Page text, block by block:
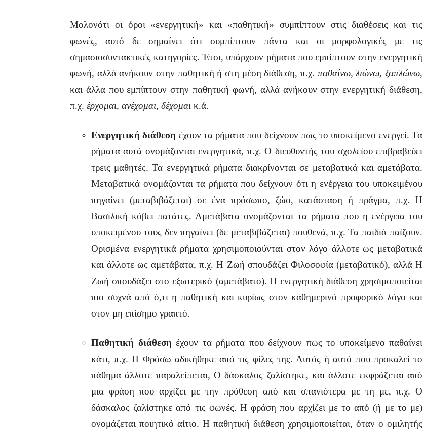
Μολονότι οι όροι «ενεργητική» και «παθητική» συμπίπτουν στις διαθέσεις και τις
φωνές, αυτό δε σημαίνει ότι συμπίπτουν πάντα και οι μορφολογικές με τις
σημασιοσυντακτικές κατηγορίες. Έτσι, υπάρχουν ρήματα που εμπίπτουν στην ενεργητική
φωνή, αλλά ανήκουν στην παθητική ή στη μέση διάθεση, π.χ. παθαίνω, λιώνω, ξαπλώνω,
και άλλα που εμπίπτουν στην παθητική φωνή, αλλά ανήκουν στην ενεργητική διάθεση,
π.χ. έρχομαι, ανέχομαι, δέχομαι κ.ά.
Ενεργητική διάθεση έχουν τα ρήματα που δείχνουν πως το υποκείμενο ενεργεί. Τα
ρήματα αυτά ονομάζονται ενεργητικά, π.χ. Ο διευθυντής του σχολείου επιβραβεύει
τρεις μαθητές. Τα ενεργητικά ρήματα διακρίνονται σε μεταβατικά και αμετάβατα.
Μεταβατικά ονομάζονται τα ρήματα που δείχνουν ότι η ενέργεια του υποκειμένου
πηγαίνει (μεταβιβάζεται) σε ένα πρόσωπο, ζώο, κατάσταση ή πράγμα, π.χ. Η
Βασιλική κόβει πατάτες. Αμετάβατα ονομάζονται τα ρήματα που η ενέργεια του
υποκειμένου τους δεν πηγαίνει (δε μεταβιβάζεται) πουθενά, π.χ. Τα παιδιά παίζουν.
Ορισμένα ενεργητικά ρήματα χρησιμοποιούνται στον λόγο άλλοτε ως μεταβατικά
και άλλοτε ως αμετάβατα, π.χ. Η Ζωή σπουδάζει Φιλοσοφία (μεταβατικό), αλλά Η
Ζωή σπουδάζει στο εξωτερικό (αμετάβατο). Η ενεργητική διάθεση χρησιμοποιείται
πιο συχνά από ό,τι η παθητική και κυρίως στον καθημερινό προφορικό λόγο και
στον μη επίσημο γραπτό.
Παθητική διάθεση έχουν τα ρήματα που δείχνουν πως το υποκείμενο παθαίνει
κάτι, π.χ. Η Φρόσω αδικήθηκε από τις φίλες της. Αυτός ή αυτό που προκαλεί το
πάθημα άλλοτε παραλείπεται, Ο δάσκαλος ζαλίστηκε, και άλλοτε εκφράζεται από
μια φράση που αρχίζει με την πρόθεση από και σπανιότερα με τη με, π.χ. Ο
δάσκαλος ζαλίστηκε από τις φωνές. Η φράση που αρχίζει με το από (ή με το με)
ονομάζεται ποιητικό αίτιο. Η παθητική διάθεση χρησιμοποιείται, όταν ο ομιλητής